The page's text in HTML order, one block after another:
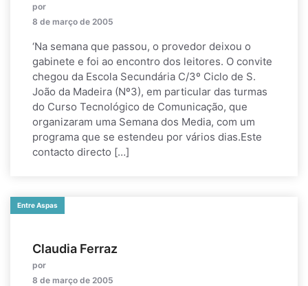
por
8 de março de 2005
‘Na semana que passou, o provedor deixou o
gabinete e foi ao encontro dos leitores. O convite
chegou da Escola Secundária C/3º Ciclo de S.
João da Madeira (Nº3), em particular das turmas
do Curso Tecnológico de Comunicação, que
organizaram uma Semana dos Media, com um
programa que se estendeu por vários dias.Este
contacto directo […]
Entre Aspas
Claudia Ferraz
por
8 de março de 2005